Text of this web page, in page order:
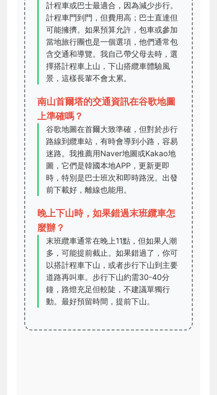
計程車或巴士最適合，因為減少步行。
計程車門到門，但費用高；巴士直達但
可能擁擠。如果預算允許，包車或參加
當地旅行團也是一個選項，他們通常包
含交通和導覽。我自己帶父母去時，選
擇搭計程車上山，下山搭纜車體驗風
景，這樣長輩不會太累。
南山首爾塔的交通資訊在谷歌地圖
上準確嗎？
谷歌地圖在首爾大致準確，但對於步行
路線到纜車站，有時會導到小路，容易
迷路。我推薦用Naver地圖或Kakao地
圖，它們是韓國本地APP，更新更即
時，特別是巴士班次和即時路況。出發
前下載好，離線也能用。
晚上下山時，如果錯過末班纜車怎
麼辦？
末班纜車通常在晚上11點，但如果人潮
多，可能提前截止。如果錯過了，你可
以搭計程車下山，或者步行下山到主要
道路再叫車。步行下山約需30-40分
鐘，路燈充足但較陡，不建議單獨行
動。最好預留時間，提前下山。